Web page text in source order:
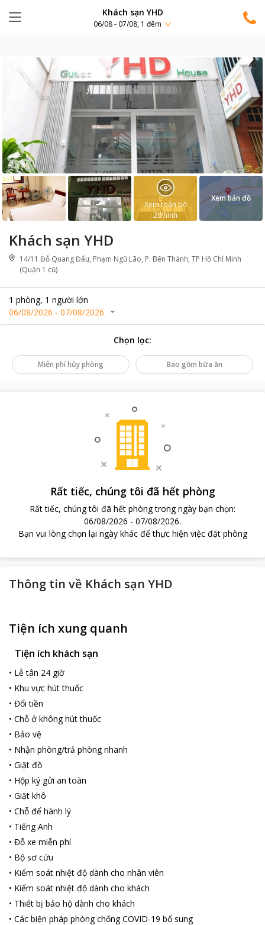
Khách sạn YHD
06/08 - 07/08, 1 đêm
Khách sạn YHD
14/11 Đỗ Quang Đẩu, Phạm Ngũ Lão, P. Bến Thành, TP Hồ Chí Minh
(Quận 1 cũ)
1 phòng, 1 người lớn
06/08/2026 - 07/08/2026
Xem toàn bộ
20hình
Xem bản đồ
Chọn lọc:
Miễn phí hủy phòng Bao gồm bữa ăn
Rất tiếc, chúng tôi đã hết phòng
Rất tiếc, chúng tôi đã hết phòng trong ngày bạn chọn:
06/08/2026 - 07/08/2026.
Bạn vui lòng chọn lại ngày khác để thực hiện việc đặt phòng
Thông tin về Khách sạn YHD
Tiện ích xung quanh
Tiện ích khách sạn
• Lễ tân 24 giờ
• Khu vực hút thuốc
• Đổi tiền
• Chỗ ở không hút thuốc
• Bảo vệ
• Nhận phòng/trả phòng nhanh
• Giặt đồ
• Hộp ký gửi an toàn
• Giặt khô
• Chỗ để hành lý
• Tiếng Anh
• Đỗ xe miễn phí
• Bộ sơ cứu
• Kiểm soát nhiệt độ dành cho nhân viên
• Kiểm soát nhiệt độ dành cho khách
• Thiết bị bảo hộ dành cho khách
• Các biện pháp phòng chống COVID-19 bổ sung